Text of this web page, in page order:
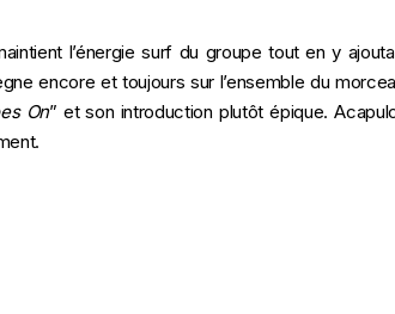
l’énergie surf du groupe tout en y
encore et toujours sur l’ensemble du
On” et son introduction plutôt épique.